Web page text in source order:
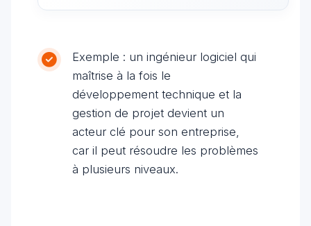
Exemple : un ingénieur logiciel qui
maîtrise à la fois le
développement technique et la
gestion de projet devient un
acteur clé pour son entreprise,
car il peut résoudre les problèmes
à plusieurs niveaux.